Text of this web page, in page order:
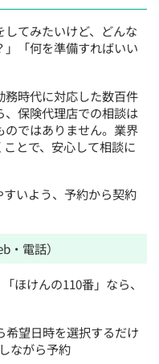
してみたいけど、どんな
」「何を準備すればいい
務時代に対応した数百件
、保険代理店での相談は
のではありません。業界
とで、安心して相談に
いよう、予約から契約
・電話）
ほけんの110番」なら、
希望日時を選択するだけ
ながら予約